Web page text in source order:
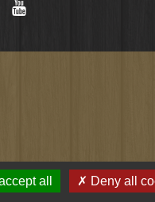
all Deny all